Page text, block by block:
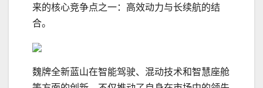
来的核心竞争点之一：高效动力与长续航的结
合。
魏牌全新蓝山在智能驾驶、混动技术和智慧座舱